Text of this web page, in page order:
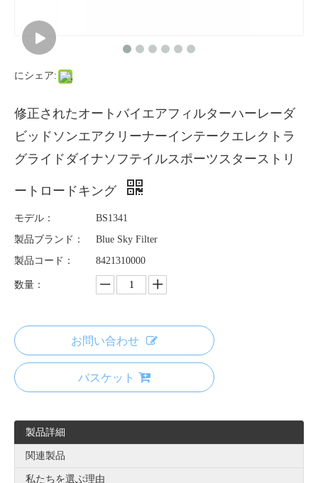
にシェア:
修正されたオートバイエアフィルターハーレーダ
ビッドソンエアクリーナーインテークエレクトラ
グライドダイナソフテイルスポーツスターストリ
ートロードキング
モデル：
BS1341
製品ブランド：
Blue Sky Filter
製品コード：
8421310000
数量：
お問い合わせ
バスケット
製品詳細
関連製品
私たちを選ぶ理由